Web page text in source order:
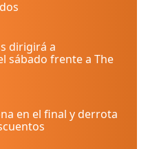
dirigirá a
sábado frente a The
en el final y derrota